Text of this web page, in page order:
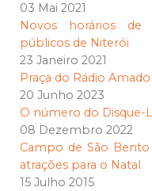
03 Mai 2021
Novos horários de
públicos de Niterói
23 Janeiro 2021
Praça do Rádio
20 Junho 2023
O número do Disque-
08 Dezembro 2022
Campo de São
atrações para o Natal
15 Julho 2015